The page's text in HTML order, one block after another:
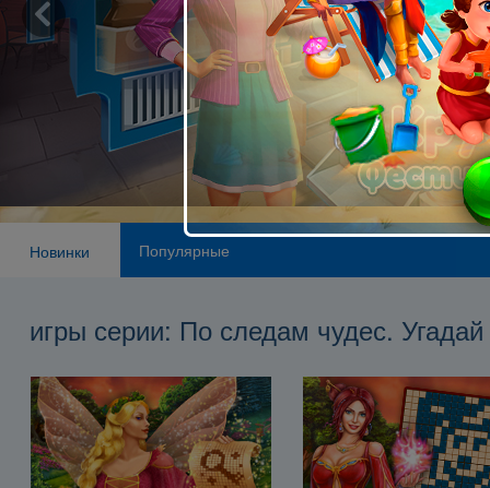
Новинки Популярные
игры серии: По следам чудес. Угадай